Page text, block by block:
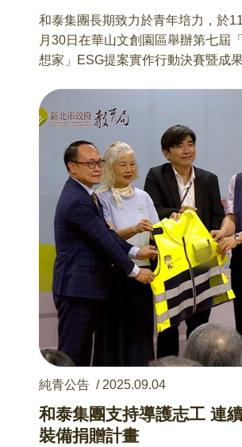
育下一代永續創新人才
和泰集團長期致力於青年培力，於
月30日在華山文創園區舉辦第七屆
想家」ESG提案實作行動決賽暨成
績，吸引近1,800位民眾入場參觀，
賽簡報評選與公益展覽活動，以及
師及青年分享之永續講座，與大眾分
泰公益夢想家」豐碩成果。
純青公告 / 2025.09.04
和泰集團支持導護志工 連
裝備捐贈計畫